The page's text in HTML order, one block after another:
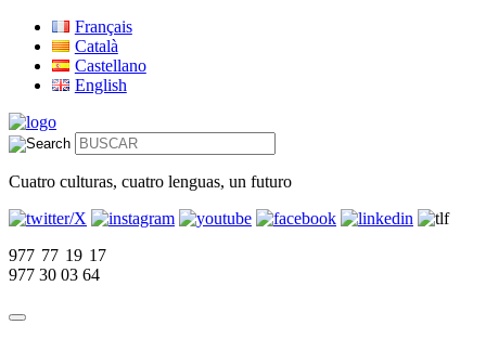
Français
Català
Castellano
English
Cuatro culturas, cuatro lenguas, un futuro
977 77 19 17
977 30 03 64